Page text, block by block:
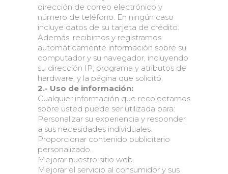
dirección de correo electrónico y
número de teléfono. En ningún caso
incluye datos de su tarjeta de crédito.
Además, recibimos y registramos
automáticamente información sobre su
computador y su navegador, incluyendo
su dirección IP, programa y atributos de
hardware, y la página que solicitó.
2.- Uso de información:
Cualquier información que recolectamos
sobre usted puede ser utilizada para:
Personalizar su experiencia y responder
a sus necesidades individuales.
Proporcionar contenido publicitario
personalizado.
Mejorar nuestro sitio web.
Mejorar el servicio al consumidor y sus